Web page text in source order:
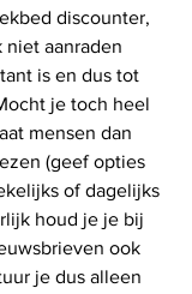
discounter,
niet aanraden
is en dus tot
je toch heel
mensen dan
(geef opties
of dagelijks
houd je je bij
ook
je dus alleen